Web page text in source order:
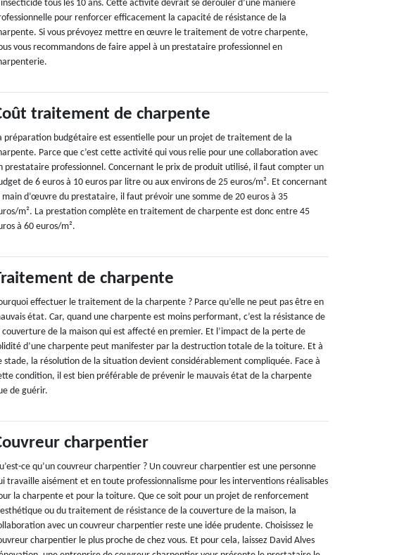
tous les 10 ans. Cette activité devrait se dérouler d’une manière
pour renforcer efficacement la capacité de résistance de la
Si vous prévoyez mettre en œuvre le traitement de votre charpente,
vous recommandons de faire appel à un prestataire professionnel en
traitement de charpente
préparation budgétaire est essentielle pour un projet de traitement de la
Parce que c’est cette activité qui vous relie pour une collaboration avec
prestataire professionnel. Concernant le prix de produit utilisé, il faut compter un
de 6 euros à 10 euros par litre ou aux environs de 25 euros/m². Et concernant
main d’œuvre du prestataire, il faut prévoir une somme de 20 euros à 35
m². La prestation complète en traitement de charpente est donc entre 45
à 60 euros/m².
de charpente
effectuer le traitement de la charpente ? Parce qu’elle ne peut pas être en
état. Car, quand une charpente est moins performant, c’est la résistance de
couverture de la maison qui est affecté en premier. Et l’impact de la perte de
d’une charpente peut manifester par la destruction totale de la toiture. Et à
stade, la résolution de la situation devient considérablement compliquée. Face à
condition, il est bien préférable de prévenir le mauvais état de la charpente
de guérir.
charpentier
ce qu’un couvreur charpentier ? Un couvreur charpentier est une personne
travaille aisément et en toute professionnalisme pour les interventions réalisables
la charpente et pour la toiture. Que ce soit pour un projet de renforcement
ou du traitement de résistance de la couverture de la maison, la
avec un couvreur charpentier reste une idée prudente. Choisissez le
charpentier le plus proche de chez vous. Et pour cela, laissez David Alves